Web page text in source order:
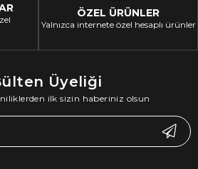
ÖZEL ÜRÜNLER
Yalnızca internete özel hesaplı ürünler
Üyeliği
ilk sizin haberiniz olsun